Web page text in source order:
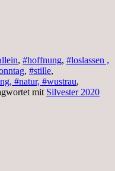
, #hoffnung, #loslassen ,
, #stille,
#natur, #wustrau,
mit Silvester 2020